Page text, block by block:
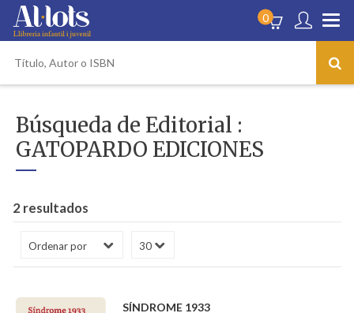
0
Búsqueda de Editorial :
GATOPARDO EDICIONES
2 resultados
SÍNDROME 1933